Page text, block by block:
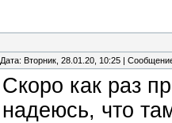
Дата: Вторник, 28.01.20, 10:25 |
Скоро как раз
надеюсь, что